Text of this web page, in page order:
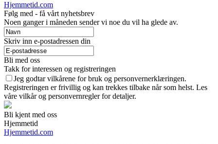
Hjemmetid.com
Følg med - få vårt nyhetsbrev
Noen ganger i måneden sender vi noe du vil ha glede av.
Skriv inn e-postadressen din
Bli med oss
Takk for interessen og registreringen
Jeg godtar vilkårene for bruk og personvernerklæringen.
Registreringen er frivillig og kan trekkes tilbake når som helst. Les
våre vilkår og personvernregler for detaljer.
Bli kjent med oss
Hjemmetid
Hjemmetid.com